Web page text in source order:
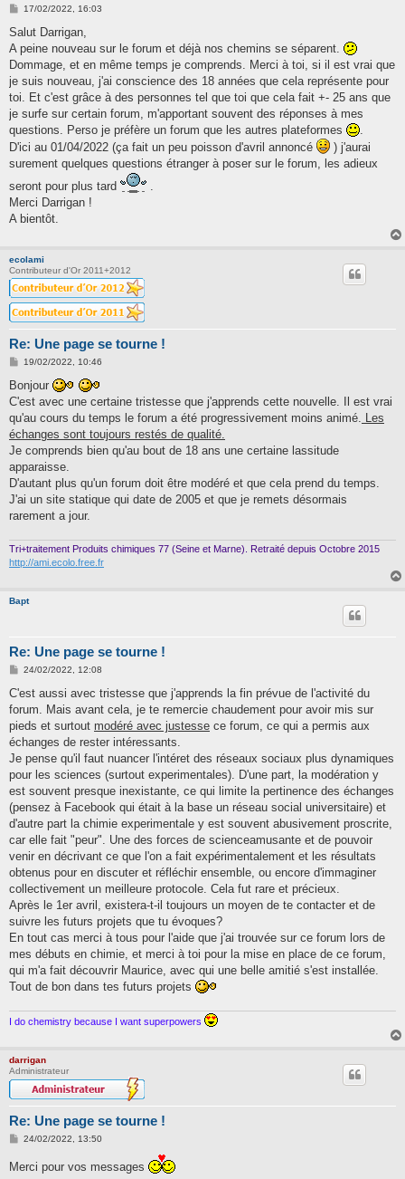
M
s
a
g
17/02/2022, 16:03
Salut Darrigan,
A peine nouveau sur le forum et déjà nos chemins se séparent.
Dommage, et en même temps je comprends. Merci à toi, si il est vrai que
je suis nouveau, j'ai conscience des 18 années que cela représente pour
toi. Et c'est grâce à des personnes tel que toi que cela fait +- 25 ans que
je surfe sur certain forum, m'apportant souvent des réponses à mes
questions. Perso je préfère un forum que les autres plateformes
.
D'ici au 01/04/2022 (ça fait un peu poisson d'avril annoncé
) j'aurai
surement quelques questions étranger à poser sur le forum, les adieux
seront pour plus tard
.
Merci Darrigan !
A bientôt.
ecolami
Contributeur d'Or 2011+2012
Re: Une page se tourne !
M
s
a
g
19/02/2022, 10:46
Bonjour
C'est avec une certaine tristesse que j'apprends cette nouvelle. Il est vrai
qu'au cours du temps le forum a été progressivement moins animé. Les
échanges sont toujours restés de qualité.
Je comprends bien qu'au bout de 18 ans une certaine lassitude
apparaisse.
D'autant plus qu'un forum doit être modéré et que cela prend du temps.
J'ai un site statique qui date de 2005 et que je remets désormais
rarement a jour.
Tri+traitement Produits chimiques 77 (Seine et Marne). Retraité depuis Octobre 2015
http://ami.ecolo.free.fr
Bapt
Re: Une page se tourne !
M
s
a
g
24/02/2022, 12:08
C'est aussi avec tristesse que j'apprends la fin prévue de l'activité du
forum. Mais avant cela, je te remercie chaudement pour avoir mis sur
pieds et surtout modéré avec justesse ce forum, ce qui a permis aux
échanges de rester intéressants.
Je pense qu'il faut nuancer l'intéret des réseaux sociaux plus dynamiques
pour les sciences (surtout experimentales). D'une part, la modération y
est souvent presque inexistante, ce qui limite la pertinence des échanges
(pensez à Facebook qui était à la base un réseau social universitaire) et
d'autre part la chimie experimentale y est souvent abusivement proscrite,
car elle fait "peur". Une des forces de scienceamusante et de pouvoir
venir en décrivant ce que l'on a fait expérimentalement et les résultats
obtenus pour en discuter et réfléchir ensemble, ou encore d'immaginer
collectivement un meilleure protocole. Cela fut rare et précieux.
Après le 1er avril, existera-t-il toujours un moyen de te contacter et de
suivre les futurs projets que tu évoques?
En tout cas merci à tous pour l'aide que j'ai trouvée sur ce forum lors de
mes débuts en chimie, et merci à toi pour la mise en place de ce forum,
qui m'a fait découvrir Maurice, avec qui une belle amitié s'est installée.
Tout de bon dans tes futurs projets
I do chemistry because I want superpowers
darrigan
Administrateur
Re: Une page se tourne !
M
s
24/02/2022, 13:50
Merci pour vos messages